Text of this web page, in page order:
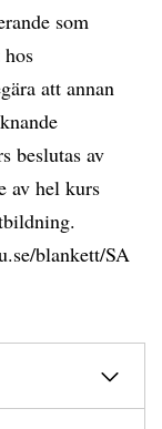
som
att annan
beslutas av
av hel kurs
blankett/SA